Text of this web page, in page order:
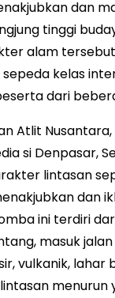
dan
tinggi
alam
kelas
dari
Atlit
si Denpasar,
lintasan
dan
ini terdiri
masuk
vulkanik, lahar
menurun